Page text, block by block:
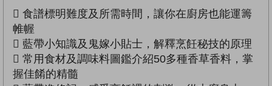
 食譜標明難度及所需時間，讓你在廚房也能運籌
帷幄
 藍帶小知識及鬼嫁小貼士，解釋烹飪秘技的原理
 常用食材及調味料圖鑑介紹50多種香草香料，掌
握佳餚的精髓